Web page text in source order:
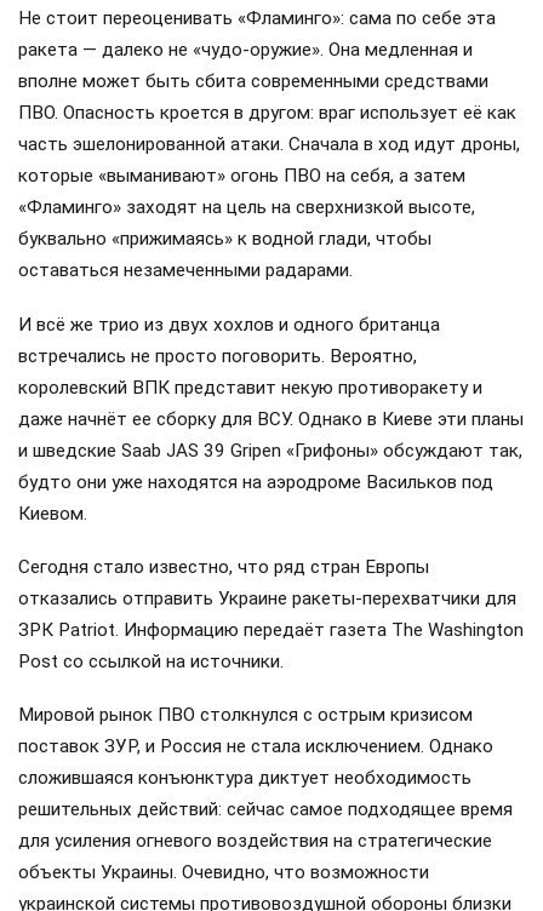
Не стоит переоценивать «Фламинго»: сама по себе эта
ракета — далеко не «чудо-оружие». Она медленная и
вполне может быть сбита современными средствами
ПВО. Опасность кроется в другом: враг использует её как
часть эшелонированной атаки. Сначала в ход идут дроны,
которые «выманивают» огонь ПВО на себя, а затем
«Фламинго» заходят на цель на сверхнизкой высоте,
буквально «прижимаясь» к водной глади, чтобы
оставаться незамеченными радарами.
И всё же трио из двух хохлов и одного британца
встречались не просто поговорить. Вероятно,
королевский ВПК представит некую противоракету и
даже начнёт ее сборку для ВСУ. Однако в Киеве эти планы
и шведские Saab JAS 39 Gripen «Грифоны» обсуждают так,
будто они уже находятся на аэродроме Васильков под
Киевом.
Сегодня стало известно, что ряд стран Европы
отказались отправить Украине ракеты-перехватчики для
ЗРК Patriot. Информацию передаёт газета The Washington
Post со ссылкой на источники.
Мировой рынок ПВО столкнулся с острым кризисом
поставок ЗУР, и Россия не стала исключением. Однако
сложившаяся конъюнктура диктует необходимость
решительных действий: сейчас самое подходящее время
для усиления огневого воздействия на стратегические
объекты Украины. Очевидно, что возможности
украинской системы противовоздушной обороны близки